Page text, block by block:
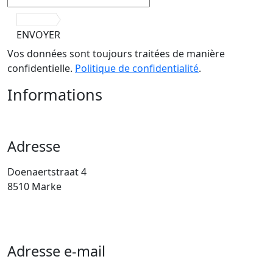
ENVOYER
Vos données sont toujours traitées de manière
confidentielle. Politique de confidentialité.
Informations
Adresse
Doenaertstraat 4
8510 Marke
Adresse e-mail